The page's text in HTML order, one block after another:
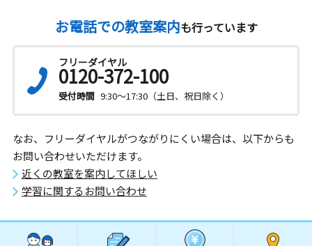
お電話での教室案内も行っています
フリーダイヤル
0120-372-100
受付時間 9:30～17:30（土日、祝日除く）
なお、フリーダイヤルがつながりにくい場合は、以下からも
お問い合わせいただけます。
近くの教室を案内してほしい
学習に関するお問い合わせ